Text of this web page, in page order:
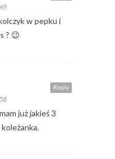
w pepku i
? 😉
Reply
już jakieś 3
koleżanka.